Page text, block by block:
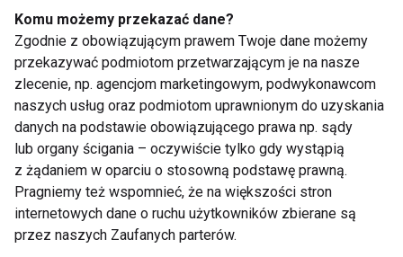
transporcie czy logistyce. Co więcej, jak wynika z
„Barometru Polskiego Rynku Pracy”, co trzeci Polak
dopuszcza pracę w nocy lub systemie zmianowym,
a 21 proc. jest gotowych podjąć ją pod warunkiem
wyższego wynagrodzenia [1]. To tylko zwiększa pulę
osób, którzy potrzebują dostępu do infrastruktury
sportowej w nietypowych godzinach.
– Regularna aktywność fizyczna coraz częściej
staje się świadomym wyborem - czymś więcej niż
Komu możemy przekazać dane?
Zgodnie z obowiązującym prawem Twoje dane możemy
przekazywać podmiotom przetwarzającym je na nasze
zlecenie, np. agencjom marketingowym, podwykonawcom
naszych usług oraz podmiotom uprawnionym do uzyskania
danych na podstawie obowiązującego prawa np. sądy
lub organy ścigania – oczywiście tylko gdy wystąpią
z żądaniem w oparciu o stosowną podstawę prawną.
Pragniemy też wspomnieć, że na większości stron
internetowych dane o ruchu użytkowników zbierane są
przez naszych Zaufanych parterów.